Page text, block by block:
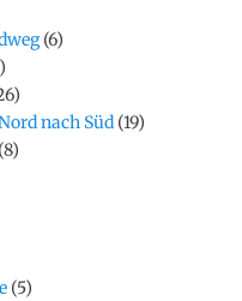
(6)
nach Süd (19)
(8)
(5)